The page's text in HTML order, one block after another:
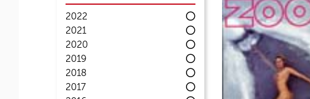
2022
2021
2020
2019
2018
2017